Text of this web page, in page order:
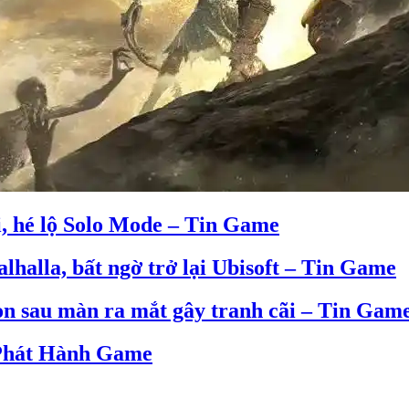
lộ Solo Mode – Tin Game
bất ngờ trở lại Ubisoft – Tin Game
sau màn ra mắt gây tranh cãi – Tin
Hành Game